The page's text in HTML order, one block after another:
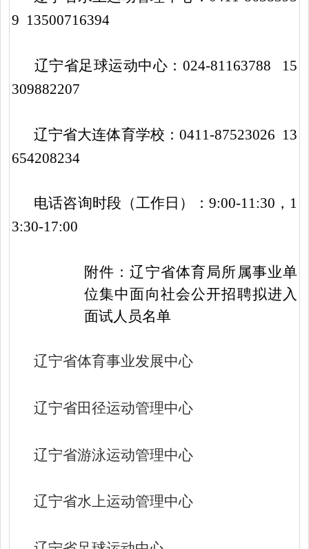
9 13500716394
辽宁省足球运动中心： 024-81163788
15
309882207
辽宁省大连体育学校： 0411-87523026 13
654208234
电话咨询时段（工作日）： 9:00-11:30，1
3:30-17:00
附件：辽宁省体育局所属事业单
位集中面向社会公开招聘拟进入
面试人员名单
辽宁省体育事业发展中心
辽宁省田径运动管理中心
辽宁省游泳运动管理中心
辽宁省水上运动管理中心